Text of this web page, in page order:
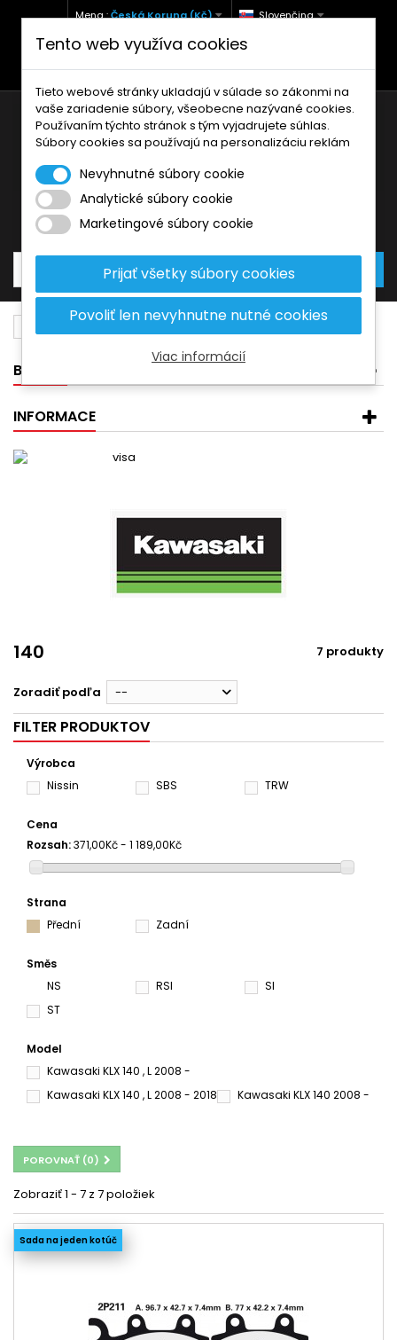
Mena :Česká Koruna (Kč) Slovenčina
+420 771 127 977 (Po-Pá, 9-12 a 13-17)
Košík0Produkty
BANNER
INFORMACE
140 7 produkty
Zoradiť podľa --
FILTER PRODUKTOV
Výrobca
Nissin
SBS TRW
Cena
Rozsah:371,00Kč - 1 189,00Kč
Strana
Přední
Zadní
Směs
NS
RSI
SI
ST
Model
Kawasaki KLX 140 , L 2008 -
Kawasaki KLX 140 , L 2008 - 2018
Kawasaki KLX 140 2008 -
POROVNAŤ (0)
Zobraziť 1 - 7 z 7 položiek
Sada na jeden kotúč
Tento web využíva cookies
Tieto webové stránky ukladajú v súlade so zákonmi na
vaše zariadenie súbory, všeobecne nazývané cookies.
Používaním týchto stránok s tým vyjadrujete súhlas.
Súbory cookies sa používajú na personalizáciu reklám
Nevyhnutné súbory cookie
Analytické súbory cookie
Marketingové súbory cookie
Prijať všetky súbory cookies
Povoliť len nevyhnutne nutné cookies
Viac informácií